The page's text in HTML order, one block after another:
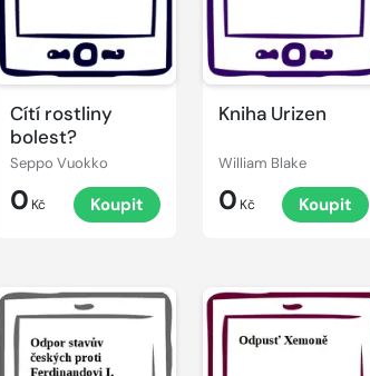
Cítí rostliny
bolest?
Seppo Vuokko
0 Kč Koupit
Kniha Urizen
William Blake
0 Kč Koupit